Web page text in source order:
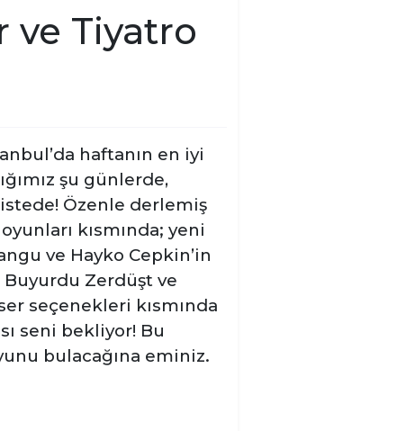
ve Tiyatro
haftanın en iyi
şu günlerde,
Özenle derlemiş
kısmında; yeni
ve Hayko Cepkin’in
Buyurdu Zerdüşt ve
seçenekleri kısmında
seni bekliyor! Bu
bulacağına eminiz.